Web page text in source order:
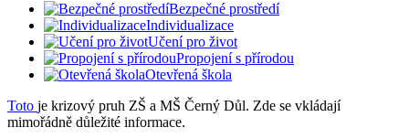
Bezpečné prostředí
Individualizace
Učení pro život
Propojení s přírodou
Otevřená škola
Toto je krizový pruh ZŠ a MŠ Černý Důl. Zde se vkládají
mimořádně důležité informace.